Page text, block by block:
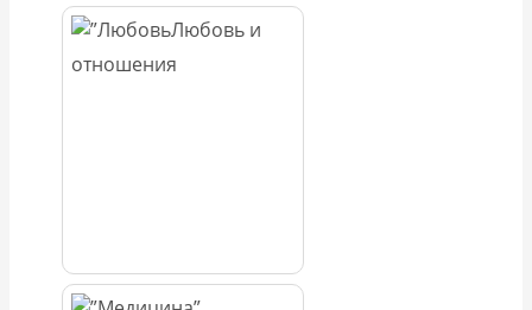
Любовь и
отношения